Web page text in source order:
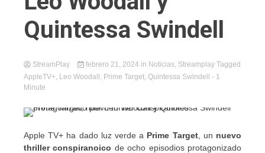
Quintessa Swindell
StreamPlay febrero 21, 2024 in Noticias, Streamplay Tagged
AppleTV+, Leo Woodall , Prime Target, Quintessa Swindell
- 1
Minute
Apple TV+ ha dado luz verde a Prime Target, un nuevo
thriller conspiranoico de ocho episodios protagonizado